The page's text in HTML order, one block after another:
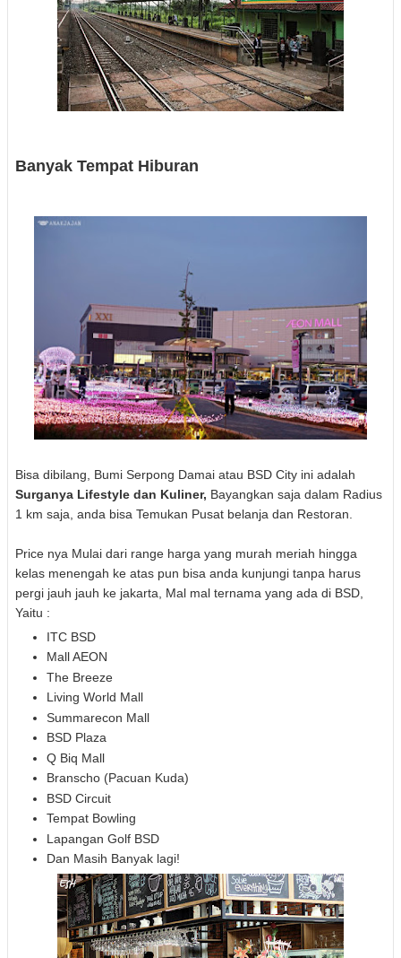
Banyak Tempat Hiburan
Bisa dibilang, Bumi Serpong Damai atau BSD City ini adalah
Surganya Lifestyle dan Kuliner, Bayangkan saja dalam Radius
1 km saja, anda bisa Temukan Pusat belanja dan Restoran.
Price nya Mulai dari range harga yang murah meriah hingga
kelas menengah ke atas pun bisa anda kunjungi tanpa harus
pergi jauh jauh ke jakarta, Mal mal ternama yang ada di BSD,
Yaitu :
ITC BSD
Mall AEON
The Breeze
Living World Mall
Summarecon Mall
BSD Plaza
Q Biq Mall
Branscho (Pacuan Kuda)
BSD Circuit
Tempat Bowling
Lapangan Golf BSD
Dan Masih Banyak lagi!